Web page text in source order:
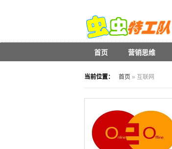
首页 营销思维
当前位置： 首页 » 互联网